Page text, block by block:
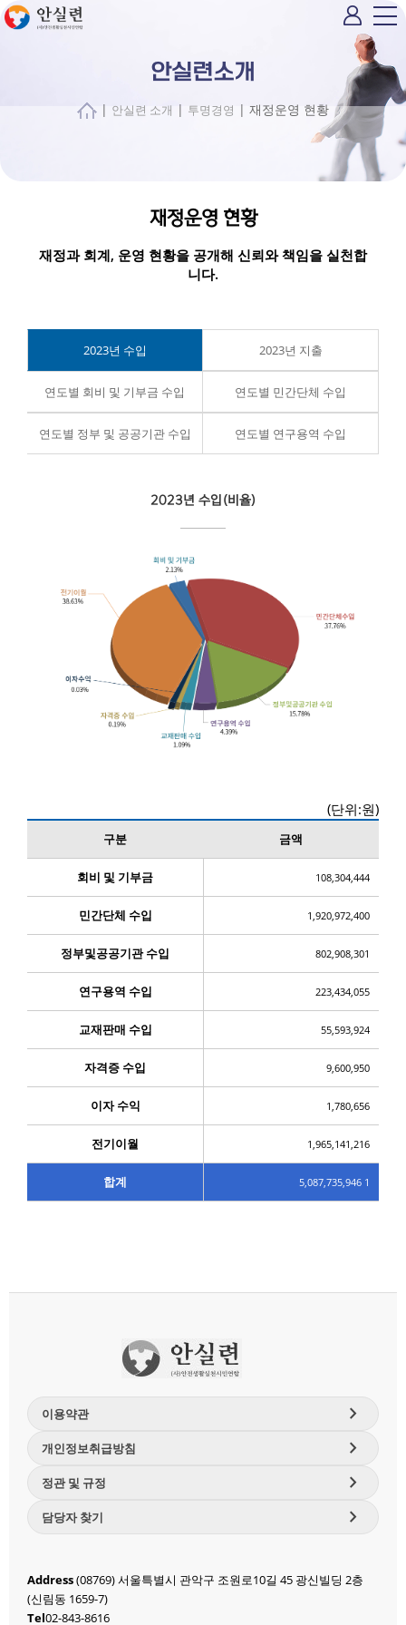
안실련소개
| 안실련 소개 | 투명경영 | 재정운영 현황
재정운영 현황
재정과 회계, 운영 현황을 공개해 신뢰와 책임을 실천합
니다.
2023년 수입 2023년 지출
연도별 회비 및 기부금 수입 연도별 민간단체 수입
연도별 정부 및 공공기관 수입 연도별 연구용역 수입
2023년 수입(비율)
(단위:원)
구분 금액
회비 및 기부금 108,304,444
민간단체 수입 1,920,972,400
정부및공공기관 수입 802,908,301
연구용역 수입 223,434,055
교재판매 수입 55,593,924
자격증 수입 9,600,950
이자 수익 1,780,656
전기이월 1,965,141,216
합계 5,087,735,946 1
이용약관 chevron_right
개인정보취급방침 chevron_right
정관 및 규정 chevron_right
담당자 찾기 chevron_right
Address(08769) 서울특별시 관악구 조원로10길 45 광신빌딩 2층
(신림동 1659-7)
Tel02-843-8616